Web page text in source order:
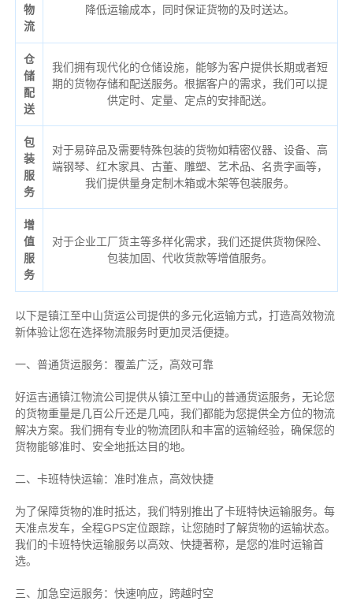
物
流
降低运输成本，同时保证货物的及时送达。
仓
储
配
送
我们拥有现代化的仓储设施，能够为客户提供长期或者短
期的货物存储和配送服务。根据客户的需求，我们可以提
供定时、定量、定点的安排配送。
包
装
服
务
对于易碎品及需要特殊包装的货物如精密仪器、设备、高
端钢琴、红木家具、古董、雕塑、艺术品、名贵字画等，
我们提供量身定制木箱或木架等包装服务。
增
值
服
务
对于企业工厂货主等多样化需求，我们还提供货物保险、
包装加固、代收货款等增值服务。
以下是镇江至中山货运公司提供的多元化运输方式，打造高效物流
新体验让您在选择物流服务时更加灵活便捷。
一、普通货运服务：覆盖广泛，高效可靠
好运吉通镇江物流公司提供从镇江至中山的普通货运服务，无论您
的货物重量是几百公斤还是几吨，我们都能为您提供全方位的物流
解决方案。我们拥有专业的物流团队和丰富的运输经验，确保您的
货物能够准时、安全地抵达目的地。
二、卡班特快运输：准时准点，高效快捷
为了保障货物的准时抵达，我们特别推出了卡班特快运输服务。每
天准点发车，全程GPS定位跟踪，让您随时了解货物的运输状态。
我们的卡班特快运输服务以高效、快捷著称，是您的准时运输首
选。
三、加急空运服务：快速响应，跨越时空